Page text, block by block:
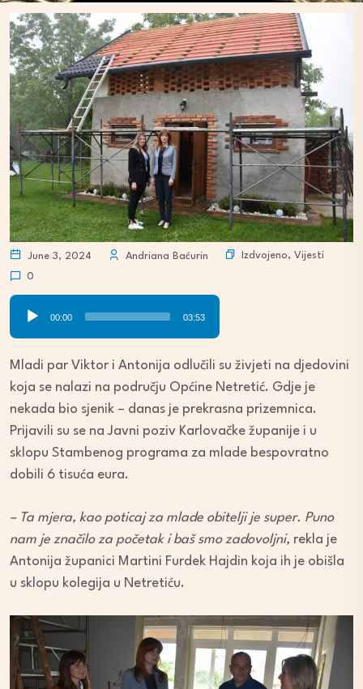
June 3, 2024 Andriana Baćurin Izdvojeno, Vijesti
0
Audio
Player
00:00 03:53
Mladi par Viktor i Antonija odlučili su živjeti na djedovini
koja se nalazi na području Općine Netretić. Gdje je
nekada bio sjenik – danas je prekrasna prizemnica.
Prijavili su se na Javni poziv Karlovačke županije i u
sklopu Stambenog programa za mlade bespovratno
dobili 6 tisuća eura.
– Ta mjera, kao poticaj za mlade obitelji je super. Puno
nam je značilo za početak i baš smo zadovoljni, rekla je
Antonija županici Martini Furdek Hajdin koja ih je obišla
u sklopu kolegija u Netretiću.